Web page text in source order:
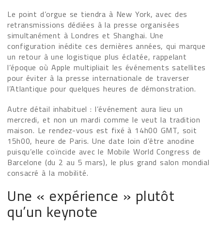
Le point d’orgue se tiendra à New York, avec des
retransmissions dédiées à la presse organisées
simultanément à Londres et Shanghai. Une
configuration inédite ces dernières années, qui marque
un retour à une logistique plus éclatée, rappelant
l’époque où Apple multipliait les événements satellites
pour éviter à la presse internationale de traverser
l’Atlantique pour quelques heures de démonstration.
Autre détail inhabituel : l’événement aura lieu un
mercredi, et non un mardi comme le veut la tradition
maison. Le rendez-vous est fixé à 14h00 GMT, soit
15h00, heure de Paris. Une date loin d’être anodine
puisqu’elle coïncide avec le Mobile World Congress de
Barcelone (du 2 au 5 mars), le plus grand salon mondial
consacré à la mobilité.
Une « expérience » plutôt
qu’un keynote